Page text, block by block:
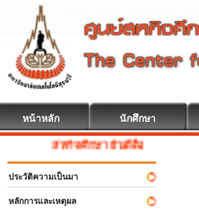
หน้าหลัก นักศึกษา
สหกิจศึกษา ยินดีต้อนรับ
ประวัติความเป็นมา
หลักการและเหตุผล